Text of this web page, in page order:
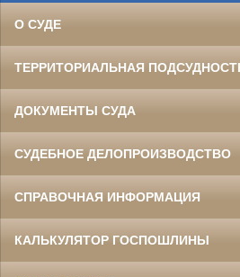
О СУДЕ
ТЕРРИТОРИАЛЬНАЯ
ДОКУМЕНТЫ СУДА
СУДЕБНОЕ ДЕЛОПРОИЗВОДСТВО
СПРАВОЧНАЯ ИНФОРМАЦИЯ
КАЛЬКУЛЯТОР ГОСПОШЛИНЫ